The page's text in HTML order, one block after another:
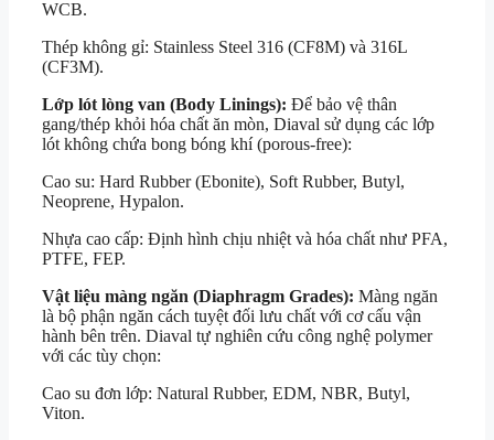
WCB.
Thép không gỉ: Stainless Steel 316 (CF8M) và 316L
(CF3M).
Lớp lót lòng van (Body Linings): Để bảo vệ thân
gang/thép khỏi hóa chất ăn mòn, Diaval sử dụng các lớp
lót không chứa bong bóng khí (porous-free):
Cao su: Hard Rubber (Ebonite), Soft Rubber, Butyl,
Neoprene, Hypalon.
Nhựa cao cấp: Định hình chịu nhiệt và hóa chất như PFA,
PTFE, FEP.
Vật liệu màng ngăn (Diaphragm Grades): Màng ngăn
là bộ phận ngăn cách tuyệt đối lưu chất với cơ cấu vận
hành bên trên. Diaval tự nghiên cứu công nghệ polymer
với các tùy chọn:
Cao su đơn lớp: Natural Rubber, EDM, NBR, Butyl,
Viton.